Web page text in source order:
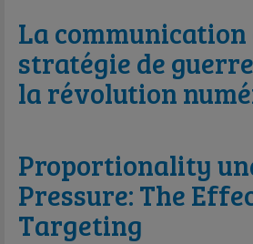
La communication
stratégie de guerre
la révolution
Proportionality
Pressure: The
Targeting